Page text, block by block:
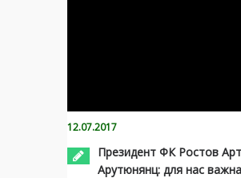
12.07.2017
Президент ФК Ростов
Арутюнянц: для нас